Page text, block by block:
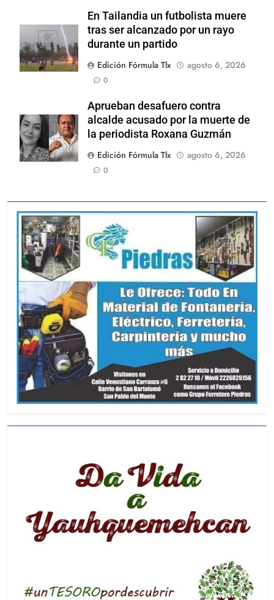
En Tailandia un futbolista muere
tras ser alcanzado por un rayo
durante un partido
Edición Fórmula Tlx
agosto 6, 2026
0
Aprueban desafuero contra
alcalde acusado por la muerte de
la periodista Roxana Guzmán
Edición Fórmula Tlx
agosto 6, 2026
0